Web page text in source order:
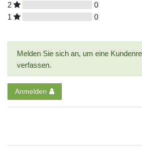
2
0
1
0
Melden Sie sich an, um eine
verfassen.
Anmelden